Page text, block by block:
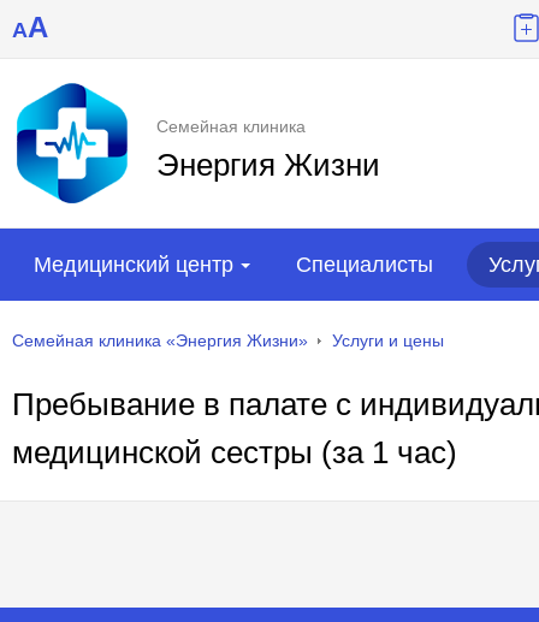
AA
Семейная клиника
Энергия Жизни
Медицинский центр Специалисты
Семейная клиника «Энергия Жизни» Услуги и цены
Пребывание в палате с
медицинской сестры (за 1 час)